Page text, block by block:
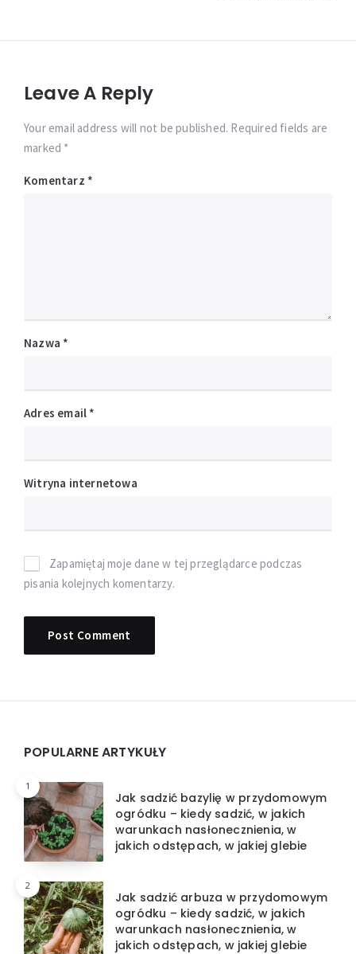
Leave A Reply
Your email address will not be published. Required fields are
marked *
Komentarz *
Nazwa *
Adres email *
Witryna internetowa
Zapamiętaj moje dane w tej przeglądarce podczas
pisania kolejnych komentarzy.
Widgets
POPULARNE ARTYKUŁY
1
Jak sadzić bazylię w przydomowym
ogródku – kiedy sadzić, w jakich
warunkach nasłonecznienia, w
jakich odstępach, w jakiej glebie
2
Jak sadzić arbuza w przydomowym
ogródku – kiedy sadzić, w jakich
warunkach nasłonecznienia, w
jakich odstępach, w jakiej glebie